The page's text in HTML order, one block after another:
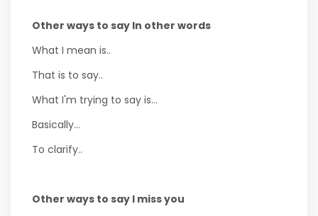
Other ways to say In other words
What I mean is..
That is to say..
What I'm trying to say is...
Basically...
To clarify..
Other ways to say I miss you